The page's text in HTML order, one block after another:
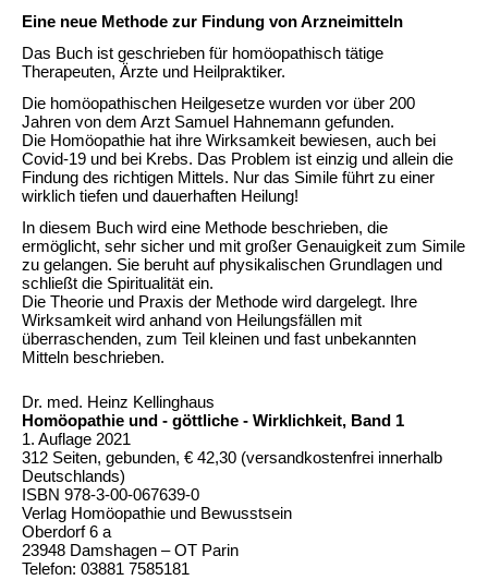
Eine neue Methode zur Findung von Arzneimitteln
Das Buch ist geschrieben für homöopathisch tätige
Therapeuten, Ärzte und Heilpraktiker.
Die homöopathischen Heilgesetze wurden vor über 200
Jahren von dem Arzt Samuel Hahnemann gefunden.
Die Homöopathie hat ihre Wirksamkeit bewiesen, auch bei
Covid-19 und bei Krebs. Das Problem ist einzig und allein die
Findung des richtigen Mittels. Nur das Simile führt zu einer
wirklich tiefen und dauerhaften Heilung!
In diesem Buch wird eine Methode beschrieben, die
ermöglicht, sehr sicher und mit großer Genauigkeit zum Simile
zu gelangen. Sie beruht auf physikalischen Grundlagen und
schließt die Spiritualität ein.
Die Theorie und Praxis der Methode wird dargelegt. Ihre
Wirksamkeit wird anhand von Heilungsfällen mit
überraschenden, zum Teil kleinen und fast unbekannten
Mitteln beschrieben.
Dr. med. Heinz Kellinghaus
Homöopathie und - göttliche - Wirklichkeit, Band 1
1. Auflage 2021
312 Seiten, gebunden, € 42,30 (versandkostenfrei innerhalb
Deutschlands)
ISBN 978-3-00-067639-0
Verlag Homöopathie und Bewusstsein
Oberdorf 6 a
23948 Damshagen – OT Parin
Telefon: 03881 7585181